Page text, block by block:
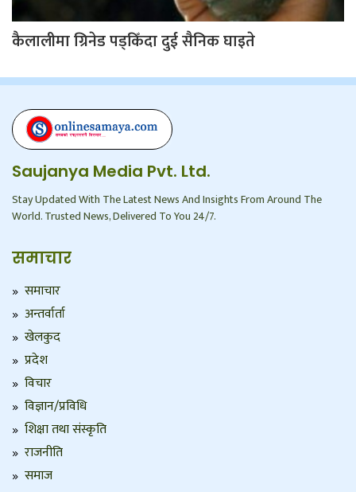
कैलालीमा ग्रिनेड पड्किँदा दुई सैनिक घाइते
Saujanya Media Pvt. Ltd.
Stay Updated With The Latest News And Insights From Around The
World. Trusted News, Delivered To You 24/7.
समाचार
समाचार
अन्तर्वार्ता
खेलकुद
प्रदेश
विचार
विज्ञान/प्रविधि
शिक्षा तथा संस्कृति
राजनीति
समाज